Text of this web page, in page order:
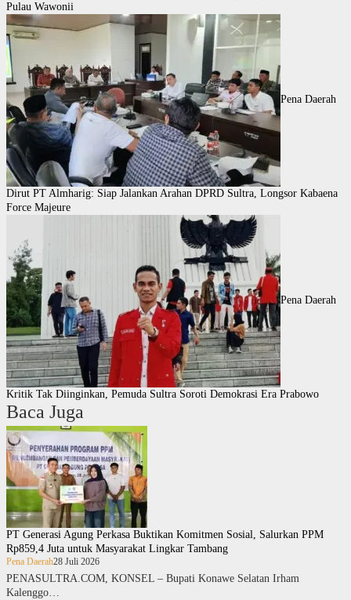
Pulau Wawonii
Pena Daerah
Dirut PT Almharig: Siap Jalankan Arahan DPRD Sultra, Longsor Kabaena
Force Majeure
Pena Daerah
Kritik Tak Diinginkan, Pemuda Sultra Soroti Demokrasi Era Prabowo
Baca Juga
PT Generasi Agung Perkasa Buktikan Komitmen Sosial, Salurkan PPM
Rp859,4 Juta untuk Masyarakat Lingkar Tambang
Pena Daerah28 Juli 2026
PENASULTRA.COM, KONSEL – Bupati Konawe Selatan Irham
Kalenggo…